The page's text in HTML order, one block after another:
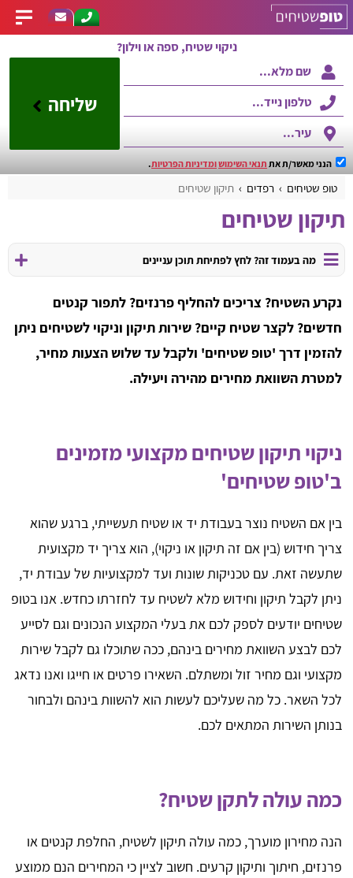
ניקוי שטיח, ספה או וילון?
שליחה
הנני מאשר/ת את תנאי השימושומדיניות הפרטיות.
טופ שטיחים רפדים תיקון שטיחים
תיקון שטיחים
מה בעמוד זה? לחץ לפתיחת תוכן עניינים
נקרע השטיח? צריכים להחליף פרנזים? לתפור קנטים
חדשים? לקצר שטיח קיים? שירות תיקון וניקוי לשטיחים ניתן
להזמין דרך 'טופ שטיחים' ולקבל עד שלוש הצעות מחיר,
למטרת השוואת מחירים מהירה ויעילה.
ניקוי תיקון שטיחים מקצועי מזמינים
ב'טופ שטיחים'
בין אם השטיח נוצר בעבודת יד או שטיח תעשייתי, ברגע שהוא
צריך חידוש (בין אם זה תיקון או ניקוי), הוא צריך יד מקצועית
שתעשה זאת. עם טכניקות שונות ועד למקצועיות של עבודת יד,
ניתן לקבל תיקון וחידוש מלא לשטיח עד לחזרתו כחדש. אנו בטופ
שטיחים יודעים לספק לכם את בעלי המקצוע הנכונים וגם לסייע
לכם לבצע השוואת מחירים בינהם, ככה שתוכלו גם לקבל שירות
מקצועי וגם מחיר זול ומשתלם. השאירו פרטים או חייגו ואנו נדאג
לכל השאר. כל מה שעליכם לעשות הוא להשוות בינהם ולבחור
בנותן השירות המתאים לכם.
כמה עולה לתקן שטיח?
הנה מחירון מוערך, כמה עולה תיקון לשטיח, החלפת קנטים או
פרנזים, חיתוך ותיקון קרעים. חשוב לציין כי המחירים הנם ממוצע